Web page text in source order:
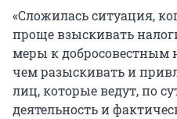
«Сложилась ситуация,
проще взыскивать
меры к добросовестным
чем разыскивать и
лиц, которые ведут, по
деятельность и